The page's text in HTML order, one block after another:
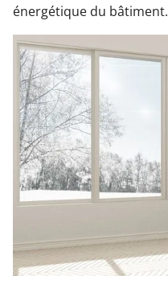
énergétique du bâtiment.